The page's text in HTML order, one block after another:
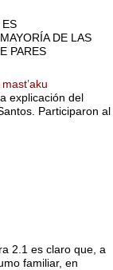
ES
DE LAS
PARES
explicación del
Participaron al
2.1 es claro que, a
familiar, en